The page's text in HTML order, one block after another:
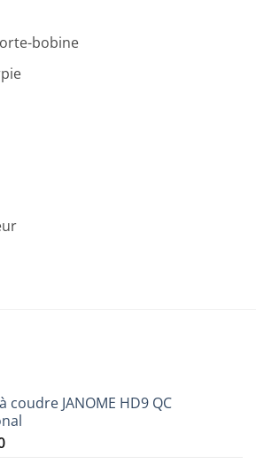
bobine
coudre JANOME HD9 QC